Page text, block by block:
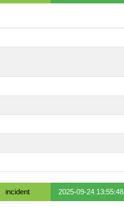
incident 2025-09-24 13:55:48